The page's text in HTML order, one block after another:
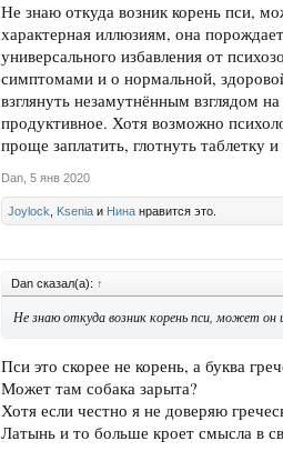
Не знаю откуда возник корень пси,
характерная иллюзиям, она
универсального избавления от
симптомами и о нормальной,
взглянуть незамутнённым взглядом
продуктивное. Хотя возможно
проще заплатить, глотнуть таблетку и
Dan 5 янв 2020
Joylock Ksenia и Нина нравится это.
Dan сказал(а): ↑
Не знаю откуда возник корень пси, может он
Пси это скорее не корень, а буква
Может там собака зарыта?
Хотя если честно я не доверяю
Латынь и то больше кроет смысла в